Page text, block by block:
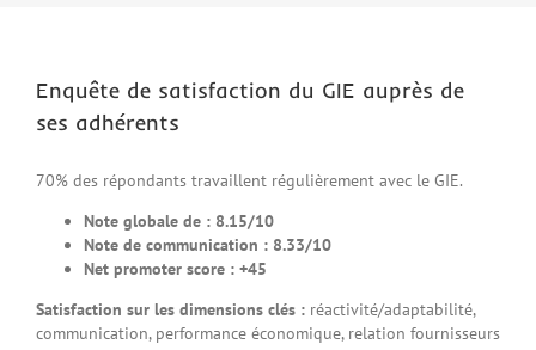
Enquête de satisfaction du GIE auprès de
ses adhérents
70% des répondants travaillent régulièrement avec le GIE.
Note globale de : 8.15/10
Note de communication : 8.33/10
Net promoter score : +45
Satisfaction sur les dimensions clés :réactivité/adaptabilité,
communication, performance économique, relation fournisseurs